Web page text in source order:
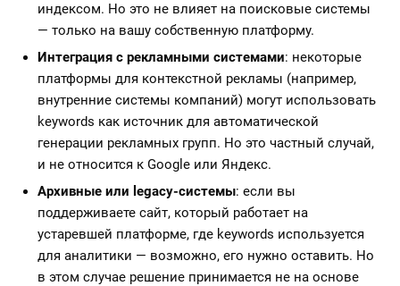
индексом. Но это не влияет на поисковые системы
— только на вашу собственную платформу.
Интеграция с рекламными системами: некоторые
платформы для контекстной рекламы (например,
внутренние системы компаний) могут использовать
keywords как источник для автоматической
генерации рекламных групп. Но это частный случай,
и не относится к Google или Яндекс.
Архивные или legacy-системы: если вы
поддерживаете сайт, который работает на
устаревшей платформе, где keywords используется
для аналитики — возможно, его нужно оставить. Но
в этом случае решение принимается не на основе